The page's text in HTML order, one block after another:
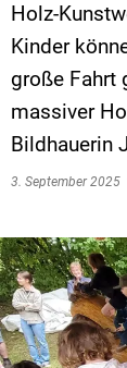
Holz-
Kinder
große Fahrt
massiver
Bildhauerin
3. September 2025